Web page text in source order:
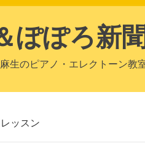
ぽぽろ新
生のピアノ・エレクトーン教
レッスン